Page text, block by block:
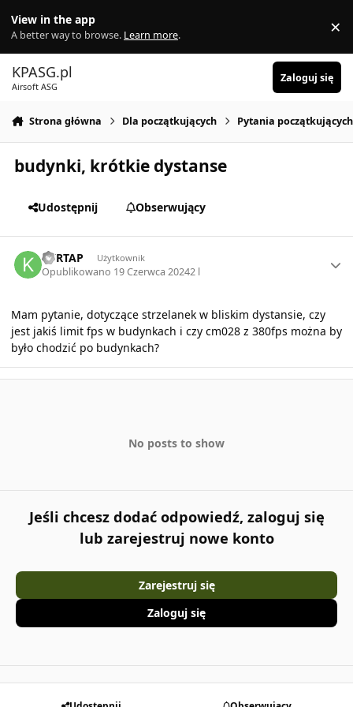
View in the app
A better way to browse. Learn more. ×
KPASG.pl
Airsoft ASG
Zaloguj się
Strona główna Dla początkujących Pytania początkujących
budynki, krótkie dystanse
Udostępnij Obserwujący
KYRTAP Użytkownik
Opublikowano 19 Czerwca 20242 l
Mam pytanie, dotyczące strzelanek w bliskim dystansie, czy
jest jakiś limit fps w budynkach i czy cm028 z 380fps można by
było chodzić po budynkach?
No posts to show
Jeśli chcesz dodać odpowiedź, zaloguj się
lub zarejestruj nowe konto
Zarejestruj się
Zaloguj się